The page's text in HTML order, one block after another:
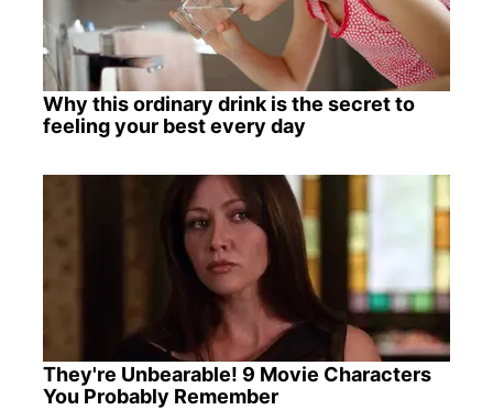
Why this ordinary drink is the secret to
feeling your best every day
They're Unbearable! 9 Movie Characters
You Probably Remember